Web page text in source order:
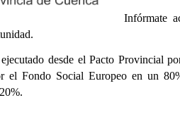
Infórmate
desde el Pacto Provincial
el Fondo Social Europeo en un